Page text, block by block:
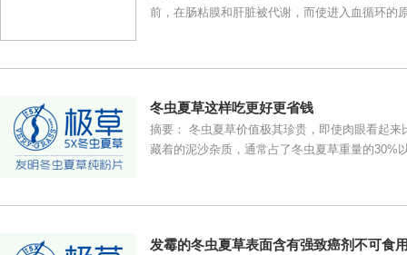
前，在肠粘膜和肝脏被代谢，而使进入血循环的
冬虫夏草这样吃更好更省钱
摘要： 冬虫夏草价值极其珍贵，即使肉眼看起
藏着的泥沙杂质，通常占了冬虫夏草重量的30%
发霉的冬虫夏草表面含有强致癌剂不可食